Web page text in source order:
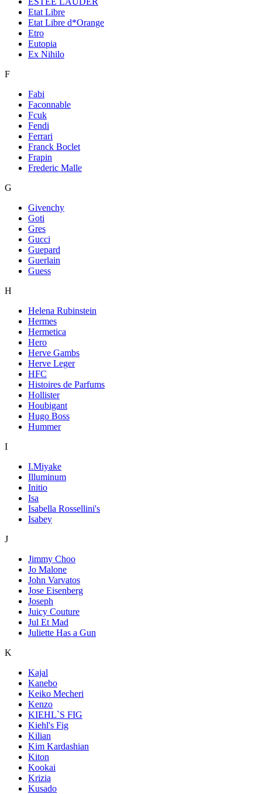
Etat Libre
Etat Libre d*Orange
Etro
Eutopia
Ex Nihilo
F
Fabi
Faconnable
Fcuk
Fendi
Ferrari
Franck Boclet
Frapin
Frederic Malle
G
Givenchy
Goti
Gres
Gucci
Guepard
Guerlain
Guess
H
Helena Rubinstein
Hermes
Hermetica
Hero
Herve Gambs
Herve Leger
HFC
Histoires de Parfums
Hollister
Houbigant
Hugo Boss
Hummer
I
I.Miyake
Illuminum
Initio
Isa
Isabella Rossellini's
Isabey
J
Jimmy Choo
Jo Malone
John Varvatos
Jose Eisenberg
Joseph
Juicy Couture
Jul Et Mad
Juliette Has a Gun
K
Kajal
Kanebo
Keiko Mecheri
Kenzo
KIEHL`S FIG
Kiehl's Fig
Kilian
Kim Kardashian
Kiton
Kookai
Krizia
Kusado